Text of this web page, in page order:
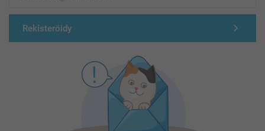
Rekisteröidy